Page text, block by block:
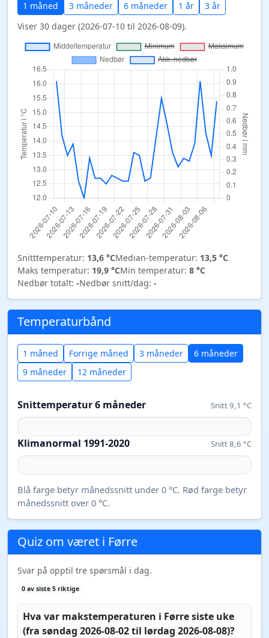
1 måned 3 måneder 6 måneder 1 år
3 år
Viser 30 dager (2026-07-10 til 2026-08-09).
Snitttemperatur: 13,6 °CMedian-temperatur: 13,5 °C
Maks temperatur: 19,9 °CMin temperatur: 8 °C
Nedbør totalt: -Nedbør snitt/dag: -
Temperaturbånd
1 måned Forrige måned 3 måneder
6 måneder
9 måneder
12 måneder
Snittemperatur 6 måneder Snitt 9,1 °C
Klimanormal 1991-2020 Snitt 8,6 °C
Blå farge betyr månedssnitt under 0 °C. Rød farge betyr
månedssnitt over 0 °C.
Quiz om været i Førre
Svar på opptil tre spørsmål i dag.
0 av siste 5 riktige
Hva var makstemperaturen i Førre siste uke
(fra søndag 2026-08-02 til lørdag 2026-08-08)?